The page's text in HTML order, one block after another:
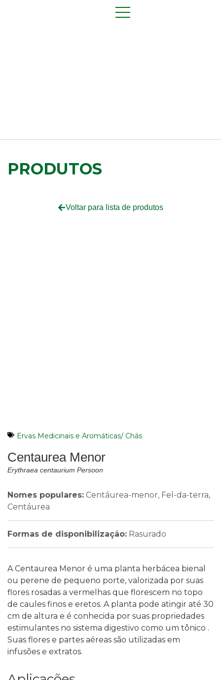
PRODUTOS
Voltar para lista de produtos
Ervas Medicinais e Aromáticas/ Chás
Centaurea Menor
Erythraea centaurium Persoon
Nomes populares: Centáurea-menor, Fel-da-terra,
Centáurea
Formas de disponibilização: Rasurado
A Centaurea Menor é uma planta herbácea bienal
ou perene de pequeno porte, valorizada por suas
flores rosadas a vermelhas que florescem no topo
de caules finos e eretos. A planta pode atingir até 30
cm de altura e é conhecida por suas propriedades
estimulantes no sistema digestivo como um tônico .
Suas flores e partes aéreas são utilizadas em
infusões e extratos.